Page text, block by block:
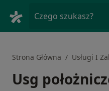
Czego szukasz?
Strona Główna Usługi I
Usg